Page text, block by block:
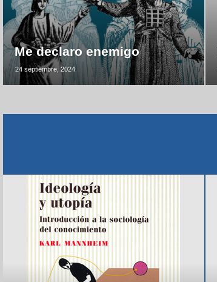
Me declaro enemigo
24 septiembre, 2024